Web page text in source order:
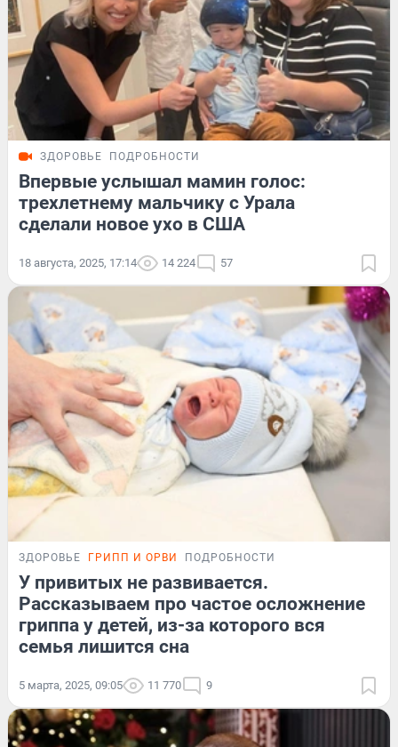
ЗДОРОВЬЕ ПОДРОБНОСТИ
Впервые услышал мамин голос:
трехлетнему мальчику с Урала
сделали новое ухо в США
18 августа, 2025, 17:14 14 224 57
ЗДОРОВЬЕ ГРИПП И ОРВИ ПОДРОБНОСТИ
У привитых не развивается.
Рассказываем про частое осложнение
гриппа у детей, из-за которого вся
семья лишится сна
5 марта, 2025, 09:05 11 770 9